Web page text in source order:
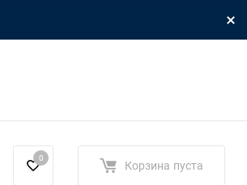
0 Корзина пуста